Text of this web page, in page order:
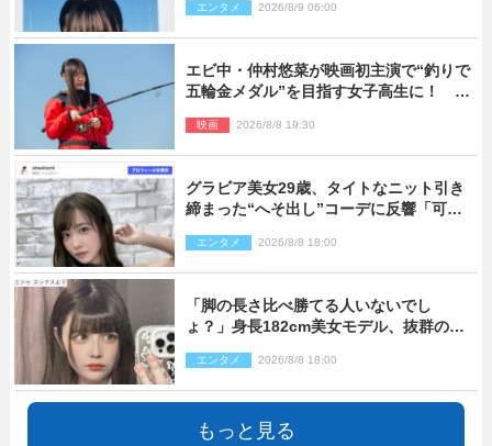
エンタメ 2026/8/9 06:00
エビ中・仲村悠菜が映画初主演で“釣りで
五輪金メダル”を目指す女子高生に！ 映
映画 2026/8/8 19:30
グラビア美女29歳、タイトなニット引き
締まった“へそ出し”コーデに反響「可愛
エンタメ 2026/8/8 18:00
「脚の長さ比べ勝てる人いないでし
ょ？」身長182cm美女モデル、抜群のプ
エンタメ 2026/8/8 18:00
もっと見る